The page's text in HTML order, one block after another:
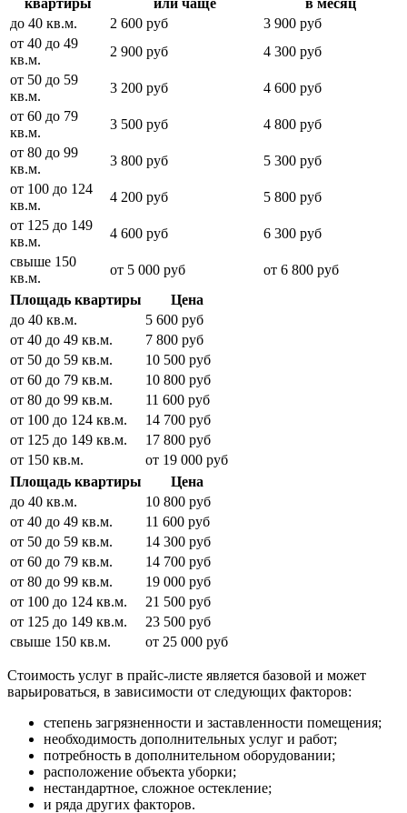
до 40 кв.м.
2 600 руб
3 900 руб
от 40 до 49
кв.м.
2 900 руб
4 300 руб
от 50 до 59
кв.м.
3 200 руб
4 600 руб
от 60 до 79
кв.м.
3 500 руб
4 800 руб
от 80 до 99
кв.м.
3 800 руб
5 300 руб
от 100 до 124
кв.м.
4 200 руб
5 800 руб
от 125 до 149
кв.м.
4 600 руб
6 300 руб
свыше 150
кв.м.
от 5 000 руб
от 6 800 руб
Площадь квартиры
Цена
до 40 кв.м.
5 600 руб
от 40 до 49 кв.м.
7 800 руб
от 50 до 59 кв.м.
10 500 руб
от 60 до 79 кв.м.
10 800 руб
от 80 до 99 кв.м.
11 600 руб
от 100 до 124 кв.м.
14 700 руб
от 125 до 149 кв.м.
17 800 руб
от 150 кв.м.
от 19 000 руб
Площадь квартиры
Цена
до 40 кв.м.
10 800 руб
от 40 до 49 кв.м.
11 600 руб
от 50 до 59 кв.м.
14 300 руб
от 60 до 79 кв.м.
14 700 руб
от 80 до 99 кв.м.
19 000 руб
от 100 до 124 кв.м.
21 500 руб
от 125 до 149 кв.м.
23 500 руб
свыше 150 кв.м.
от 25 000 руб
Стоимость услуг в прайс-листе является базовой и может
варьироваться, в зависимости от следующих факторов:
степень загрязненности и заставленности помещения;
необходимость дополнительных услуг и работ;
потребность в дополнительном оборудовании;
расположение объекта уборки;
нестандартное, сложное остекление;
и ряда других факторов.